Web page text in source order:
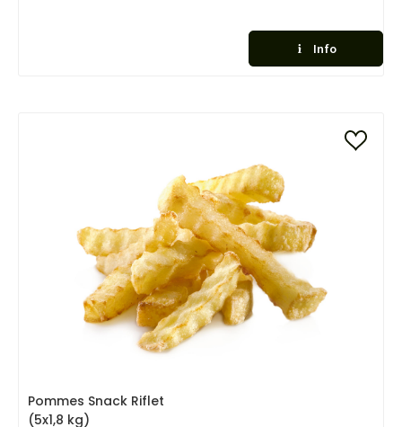
Info
Pommes Snack Riflet
(5x1,8 kg)